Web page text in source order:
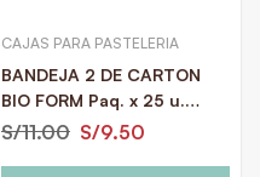
CAJAS PARA PASTELERIA
BANDEJA 2 DE CARTON
BIO FORM Paq. x 25 u.
21x15x4.3
S/11.00 S/9.50